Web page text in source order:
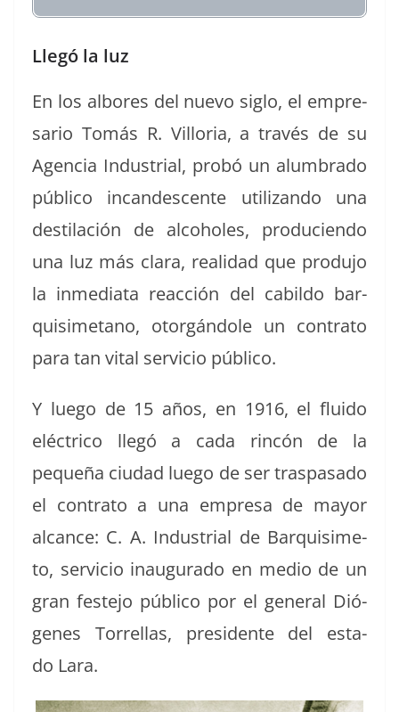
Llegó la luz
En los albores del nue­vo siglo, el empre­
sario Tomás R. Vil­lo­ria, a través de su
Agen­cia Indus­tri­al, probó un alum­bra­do
públi­co incan­des­cente uti­lizan­do una
des­ti­lación de alco­holes, pro­ducien­do
una luz más clara, real­i­dad que pro­du­jo
la inmedi­a­ta reac­ción del cabil­do bar­
quisimetano, otorgán­dole un con­tra­to
para tan vital ser­vi­cio público.
Y luego de 15 años, en 1916, el flu­i­do
eléc­tri­co llegó a cada rincón de la
pequeña ciu­dad luego de ser traspasa­do
el con­tra­to a una empre­sa de may­or
alcance: C. A. Indus­tri­al de Bar­quisime­
to, ser­vi­cio inau­gu­ra­do en medio de un
gran fes­te­jo públi­co por el gen­er­al Dió­
genes Tor­rel­las, pres­i­dente del esta­
do Lara.